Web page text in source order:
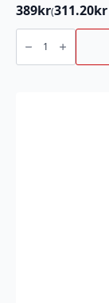
389kr(311.20kr
FILE
CUT